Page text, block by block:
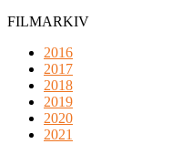
FILMARKIV
2016
2017
2018
2019
2020
2021